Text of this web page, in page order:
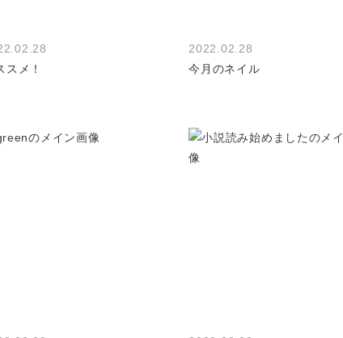
スメ！
2022.02.28
今月のネイル